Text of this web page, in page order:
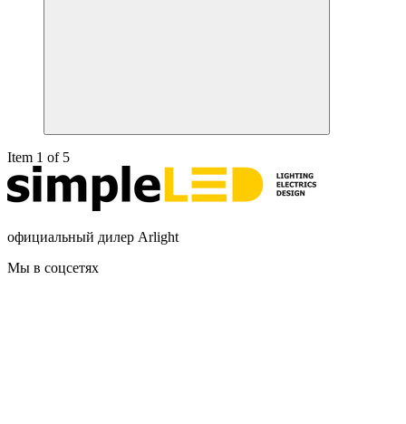
Item 1 of 5
официальный дилер Arlight
Мы в соцсетях